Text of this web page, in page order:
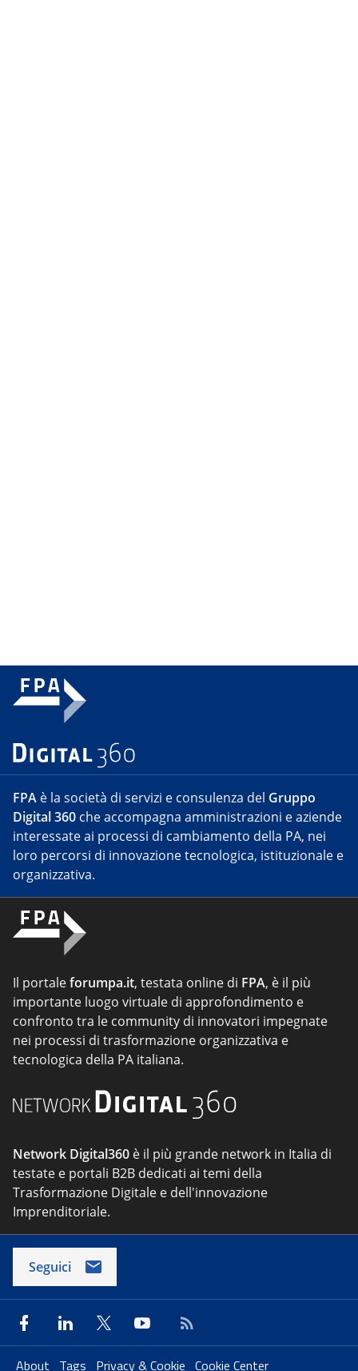
FPA è la società di servizi e consulenza del Gruppo
Digital 360 che accompagna amministrazioni e aziende
interessate ai processi di cambiamento della PA, nei
loro percorsi di innovazione tecnologica, istituzionale e
organizzativa.
Il portaleforumpa.it, testata online di FPA, è il più
importante luogo virtuale di approfondimento e
confronto tra le community di innovatori impegnate
nei processi di trasformazione organizzativa e
tecnologica della PA italiana.
Network Digital360 è il più grande network in Italia di
testate e portali B2B dedicati ai temi della
Trasformazione Digitale e dell'innovazione
Imprenditoriale.
Seguici
About Tags Privacy & Cookie Cookie Center